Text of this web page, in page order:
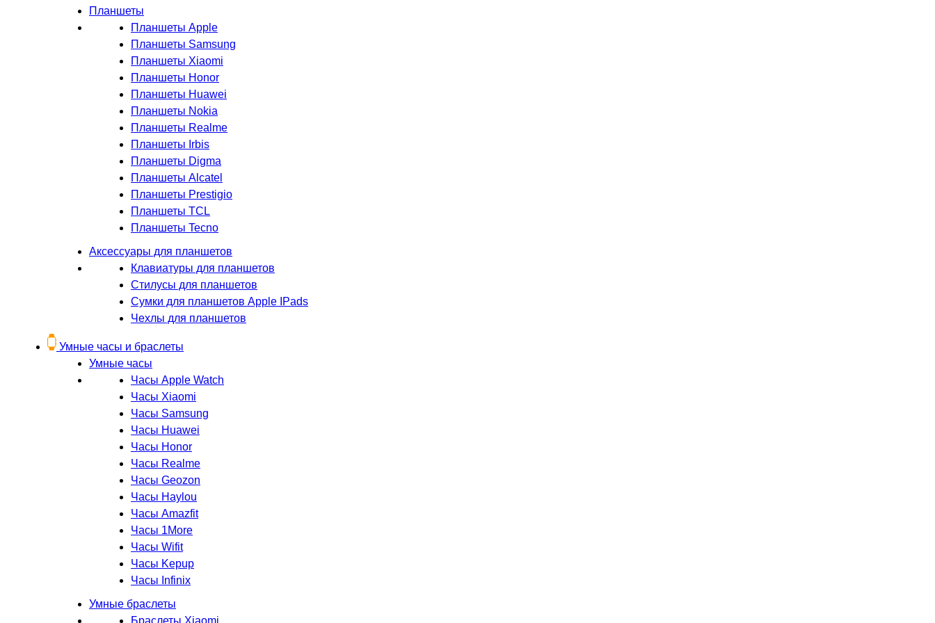
Планшеты
Планшеты Apple
Планшеты Samsung
Планшеты Xiaomi
Планшеты Honor
Планшеты Huawei
Планшеты Nokia
Планшеты Realme
Планшеты Irbis
Планшеты Digma
Планшеты Alcatel
Планшеты Prestigio
Планшеты TCL
Планшеты Tecno
Аксессуары для планшетов
Клавиатуры для планшетов
Стилусы для планшетов
Сумки для планшетов Apple IPads
Чехлы для планшетов
Умные часы и браслеты
Умные часы
Часы Apple Watch
Часы Xiaomi
Часы Samsung
Часы Huawei
Часы Honor
Часы Realme
Часы Geozon
Часы Haylou
Часы Amazfit
Часы 1More
Часы Wifit
Часы Kepup
Часы Infinix
Умные браслеты
Браслеты Xiaomi